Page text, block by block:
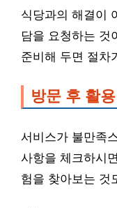
식당과의 해결이
담을 요청하는 것
준비해 두면 절차
방문 후 활
서비스가 불만족
사항을 체크하시
험을 찾아보는 것